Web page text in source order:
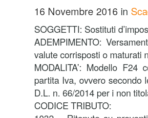
16 Novembre 2016 in
SOGGETTI: Sostituti
ADEMPIMENTO:
valute corrisposti o maturati
MODALITA’: Modello
partita Iva, ovvero secondo
D.L. n. 66/2014 per i non
CODICE TRIBUTO: